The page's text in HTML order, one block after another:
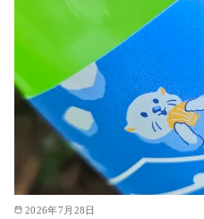
2026年7月28日